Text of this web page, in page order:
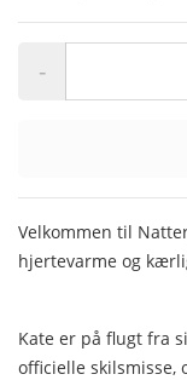
-
Velkommen til
hjertevarme og
Kate er på flugt fra
officielle skilsmisse,